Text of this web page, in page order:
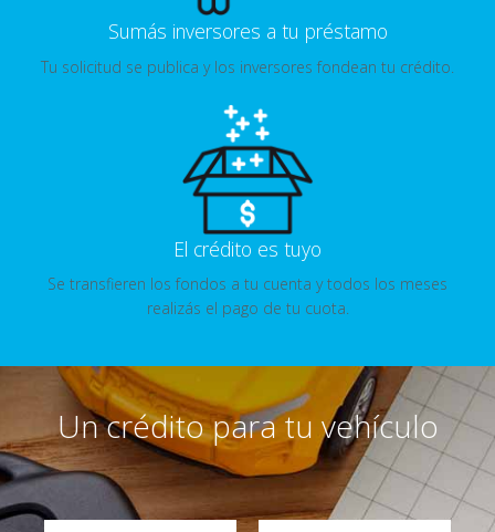
Sumás inversores a tu préstamo
Tu solicitud se publica y los inversores fondean tu crédito.
El crédito es tuyo
Se transfieren los fondos a tu cuenta y todos los meses
realizás el pago de tu cuota.
Un crédito para tu vehículo